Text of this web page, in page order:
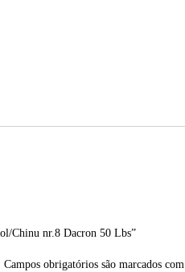
Chinu nr.8 Dacron 50 Lbs”
Campos obrigatórios são marcados com